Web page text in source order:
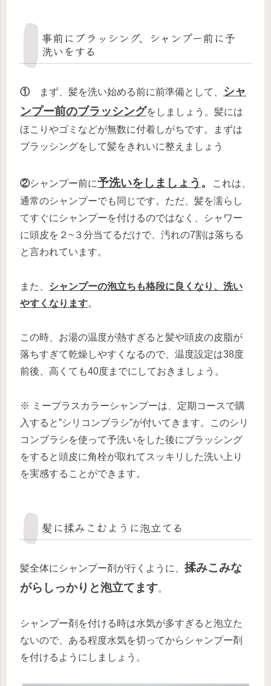
事前にブラッシング、シャンプー前に予
洗いをする
①まず、髪を洗い始める前に前準備として、
シャ
ンプー前のブラッシングをしましょう。髪には
ほこりやゴミなどが無数に付着しがちです。まずは
ブラッシングをして髪をきれいに整えましょう
②シャンプー前に予洗いをしましょう 。
これは、
通常のシャンプーでも同じです。ただ、髪を濡らし
てすぐにシャンプーを付けるのではなく、シャワー
に頭皮を２~３分当てるだけで、汚れの7割は落ちる
と言われています。
また、 シャンプーの泡立ちも格段に良くなり、洗い
やすくなります。
この時、お湯の温度が熱すぎると髪や頭皮の皮脂が
落ちすぎて乾燥しやすくなるので、温度設定は38度
前後、高くても40度までにしておきましょう。
※ ミープラスカラーシャンプーは、定期コースで購
入すると”シリコンブラシ”が付いてきます。このシリ
コンブラシを使って予洗いをした後にブラッシング
をすると頭皮に角栓が取れてスッキリした洗い上り
を実感することができます。
髪に揉みこむように泡立てる
髪全体にシャンプー剤が行くように、 揉みこみな
がらしっかりと泡立てます。
シャンプー剤を付ける時は水気が多すぎると泡立た
ないので、ある程度水気を切ってからシャンプー剤
を付けるようにしましょう。